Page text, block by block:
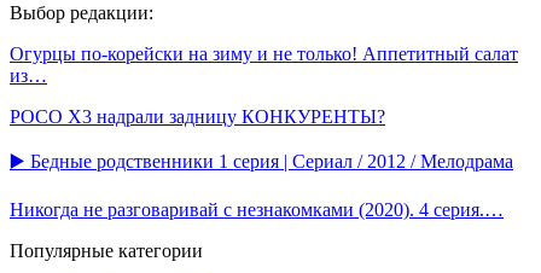
Выбор редакции:
Огурцы по-корейски на зиму и не только! Аппетитный салат
из…
POCO X3 надрали задницу КОНКУРЕНТЫ?
▶️ Бедные родственники 1 серия | Сериал / 2012 / Мелодрама
Никогда не разговаривай с незнакомками (2020). 4 серия.…
Популярные категории